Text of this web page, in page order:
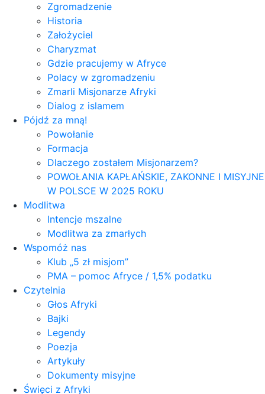
Zgromadzenie
Historia
Założyciel
Charyzmat
Gdzie pracujemy w Afryce
Polacy w zgromadzeniu
Zmarli Misjonarze Afryki
Dialog z islamem
Pójdź za mną!
Powołanie
Formacja
Dlaczego zostałem Misjonarzem?
POWOŁANIA KAPŁAŃSKIE, ZAKONNE I MISYJNE
W POLSCE W 2025 ROKU
Modlitwa
Intencje mszalne
Modlitwa za zmarłych
Wspomóż nas
Klub „5 zł misjom”
PMA – pomoc Afryce / 1,5% podatku
Czytelnia
Głos Afryki
Bajki
Legendy
Poezja
Artykuły
Dokumenty misyjne
Święci z Afryki